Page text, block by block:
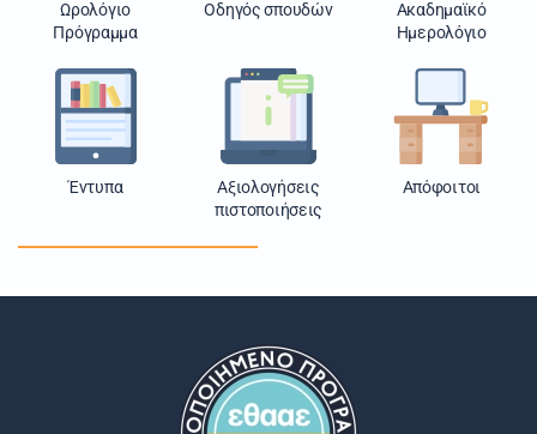
Ωρολόγιο
Πρόγραμμα
Οδηγός σπουδών
Ακαδημαϊκό
Ημερολόγιο
Έντυπα
Αξιολογήσεις
πιστοποιήσεις
Απόφοιτοι